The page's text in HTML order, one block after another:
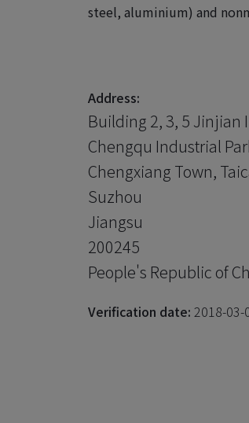
steel, aluminium) and
Address:
Building 2, 3, 5 Jinjian
Chengqu Industrial
Chengxiang Town,
Suzhou
Jiangsu
200245
People's Republic of
Verification date: 2018-03-